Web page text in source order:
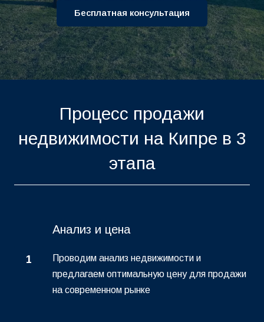
Бесплатная консультация
Процесс продажи
недвижимости на Кипре в 3
этапа
1
Анализ и цена
Проводим анализ недвижимости и
предлагаем оптимальную цену для продажи
на современном рынке